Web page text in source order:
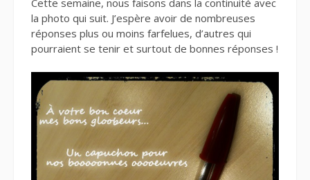
Cette semaine, nous faisons dans la continuité avec
la photo qui suit. J’espère avoir de nombreuses
réponses plus ou moins farfelues, d’autres qui
pourraient se tenir et surtout de bonnes réponses !